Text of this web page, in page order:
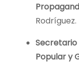
Rodríguez.
Secretario
Popular y